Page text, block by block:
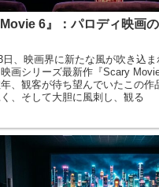
Movie 6』：パロディ映画
日、映画界に新たな風が吹き込
画シリーズ最新作『Scary
、観客が待ち望んでいたこの作
、そして大胆に風刺し、観る